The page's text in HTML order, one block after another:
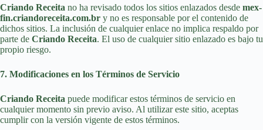
Criando Receita no ha revisado todos los sitios enlazados desde mex-
fin.criandoreceita.com.br y no es responsable por el contenido de
dichos sitios. La inclusión de cualquier enlace no implica respaldo por
parte de Criando Receita. El uso de cualquier sitio enlazado es bajo tu
propio riesgo.
7. Modificaciones en los Términos de Servicio
Criando Receita puede modificar estos términos de servicio en
cualquier momento sin previo aviso. Al utilizar este sitio, aceptas
cumplir con la versión vigente de estos términos.